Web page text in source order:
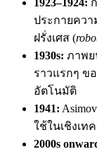
ประกายคว
ฝรั่งเศส (
1930s: ภาพย
ราวแรกๆ ขอ
อัตโนมัติ
1941:
ใช้ในเชิงเท
2000s